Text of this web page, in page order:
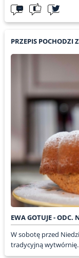
PRZEPIS POCHODZI
EWA GOTUJE - ODC.
W sobotę przed
tradycyjną